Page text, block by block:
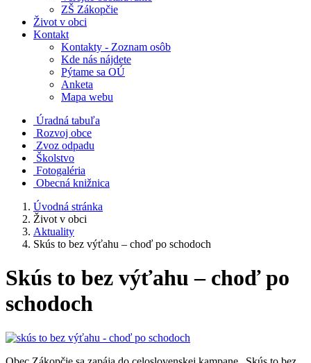
ZŠ Zákopčie
Život v obci
Kontakt
Kontakty - Zoznam osôb
Kde nás nájdete
Pýtame sa OÚ
Anketa
Mapa webu
Úradná tabuľa
Rozvoj obce
Zvoz odpadu
Školstvo
Fotogaléria
Obecná knižnica
Úvodná stránka
Život v obci
Aktuality
Skús to bez výťahu – choď po schodoch
Skús to bez výťahu – choď po
schodoch